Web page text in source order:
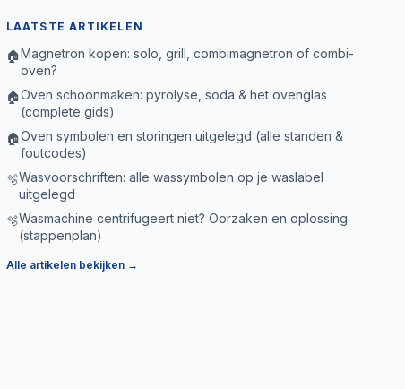
LAATSTE ARTIKELEN
🏠Magnetron kopen: solo, grill, combimagnetron of combi-
oven?
🏠Oven schoonmaken: pyrolyse, soda & het ovenglas
(complete gids)
🏠Oven symbolen en storingen uitgelegd (alle standen &
foutcodes)
🫧Wasvoorschriften: alle wassymbolen op je waslabel
uitgelegd
🫧Wasmachine centrifugeert niet? Oorzaken en oplossing
(stappenplan)
Alle artikelen bekijken →